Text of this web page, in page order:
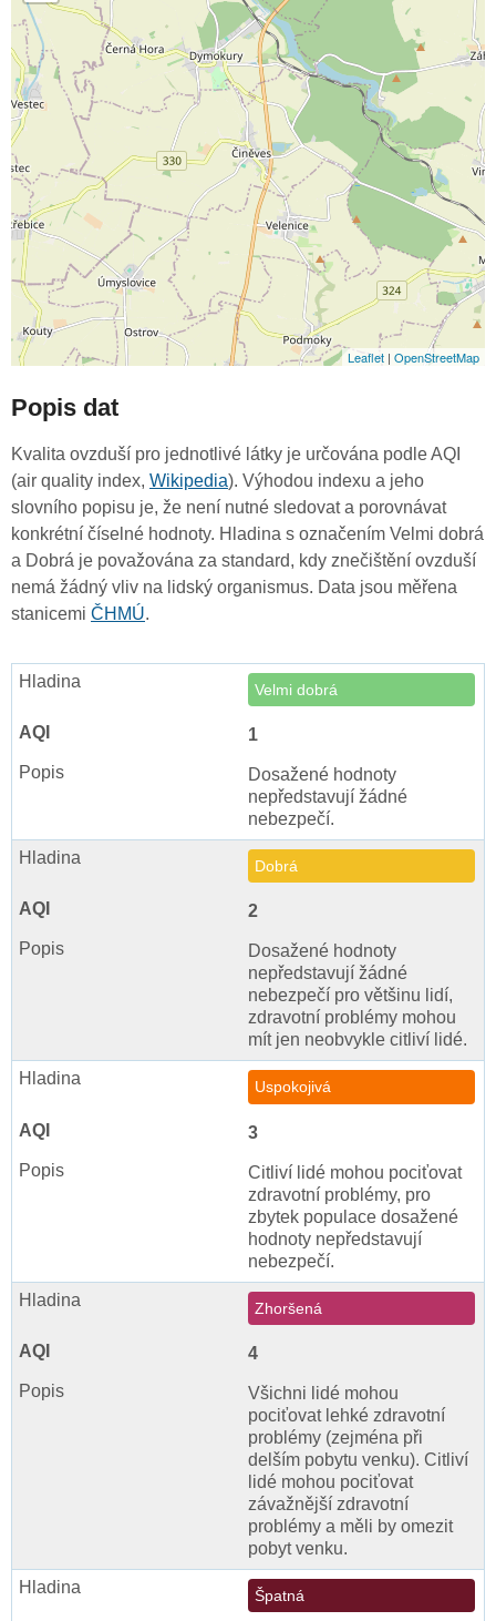
Leaflet | OpenStreetMap
Popis dat
Kvalita ovzduší pro jednotlivé látky je určována podle AQI
(air quality index, Wikipedia). Výhodou indexu a jeho
slovního popisu je, že není nutné sledovat a porovnávat
konkrétní číselné hodnoty. Hladina s označením Velmi dobrá
a Dobrá je považována za standard, kdy znečištění ovzduší
nemá žádný vliv na lidský organismus. Data jsou měřena
stanicemi ČHMÚ.
Velmi dobrá
1
Dosažené hodnoty
nepředstavují žádné
nebezpečí.
Dobrá
2
Dosažené hodnoty
nepředstavují žádné
nebezpečí pro většinu lidí,
zdravotní problémy mohou
mít jen neobvykle citliví lidé.
Uspokojivá
3
Citliví lidé mohou pociťovat
zdravotní problémy, pro
zbytek populace dosažené
hodnoty nepředstavují
nebezpečí.
Zhoršená
4
Všichni lidé mohou
pociťovat lehké zdravotní
problémy (zejména při
delším pobytu venku). Citliví
lidé mohou pociťovat
závažnější zdravotní
problémy a měli by omezit
pobyt venku.
Špatná